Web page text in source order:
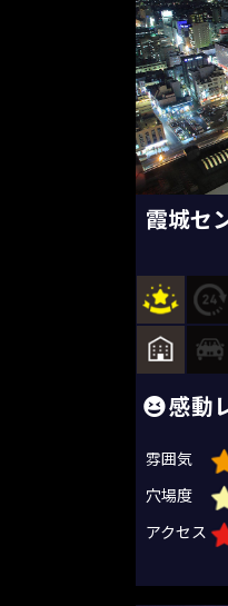
霞城セ
感動
雰囲気
穴場度
アクセス